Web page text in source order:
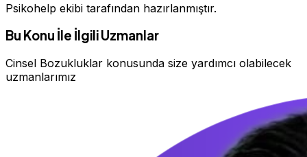
Psikohelp ekibi tarafından hazırlanmıştır.
Bu Konu İle İlgili Uzmanlar
Cinsel Bozukluklar konusunda size yardımcı olabilecek
uzmanlarımız